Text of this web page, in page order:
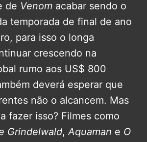
de Venom acabar sendo o
temporada de final de ano
para isso o longa
crescendo na
rumo aos US$ 800
deverá esperar que
não o alcancem. Mas
fazer isso? Filmes como
Grindelwald,Aquaman e O